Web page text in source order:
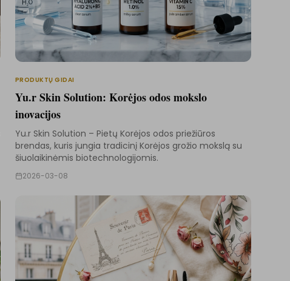
PRODUKTŲ GIDAI
Yu.r Skin Solution: Korėjos odos mokslo
inovacijos
Yu.r Skin Solution – Pietų Korėjos odos priežiūros
brendas, kuris jungia tradicinį Korėjos grožio mokslą su
šiuolaikinėmis biotechnologijomis.
2026-03-08